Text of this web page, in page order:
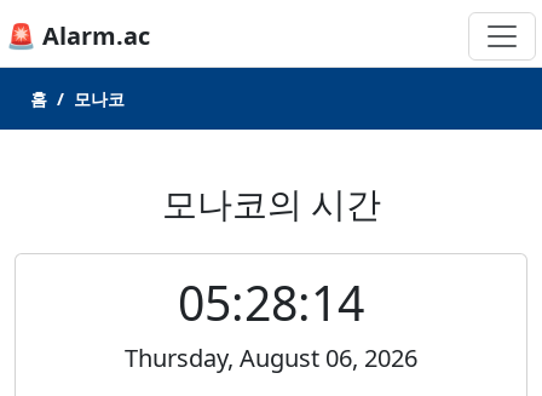
🚨 Alarm.ac
홈 모나코
모나코의 시간
05:28:14
Thursday, August 06, 2026